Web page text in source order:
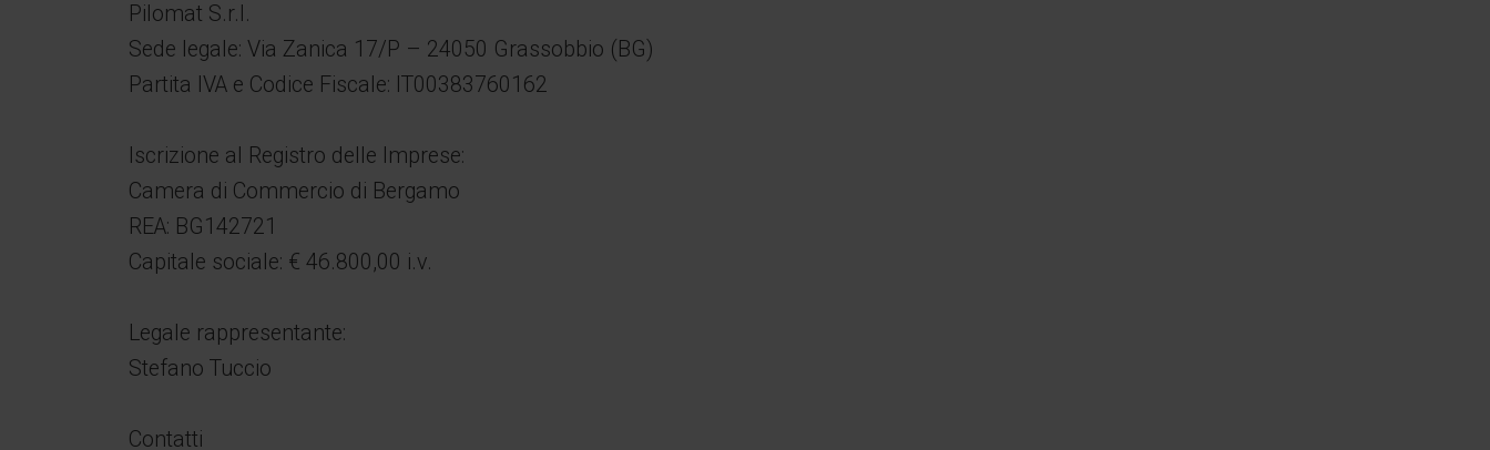
Pilomat S.r.l.
Sede legale: Via Zanica 17/P – 24050 Grassobbio (BG)
Partita IVA e Codice Fiscale: IT00383760162
Iscrizione al Registro delle Imprese:
Camera di Commercio di Bergamo
REA: BG142721
Capitale sociale: € 46.800,00 i.v.
Legale rappresentante:
Stefano Tuccio
Contatti